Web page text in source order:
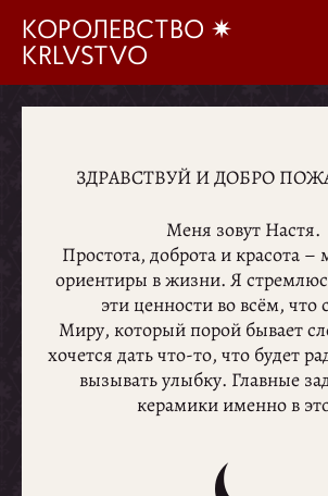
КОРОЛЕВСТВО ✷
KRLVSTVO
ЗДРАВСТВУЙ И ДОБРО
Меня зовут Настя.
Простота, доброта и красота –
ориентиры в жизни. Я
эти ценности во всём, что
Миру, который порой бывает
хочется дать что-то, что будет
вызывать улыбку. Главные
керамики именно в